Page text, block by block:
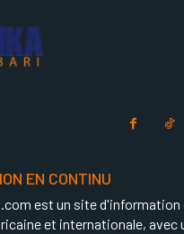
EN CONTINU
est un site d'information
et internationale, avec